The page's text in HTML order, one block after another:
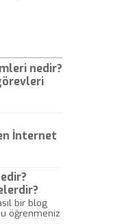
nedir?
İnternet
bir blog
öğrenmeniz